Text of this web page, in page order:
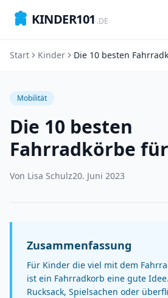
KINDER101 .DE
Start Kinder Die 10 besten
Mobilität
Die 10 besten
Fahrradkörbe
Von Lisa Schulz20. Juni 2023
Zusammenfassung
Für Kinder die viel mit dem
ist ein Fahrradkorb eine gute
Rucksack, Spielsachen oder